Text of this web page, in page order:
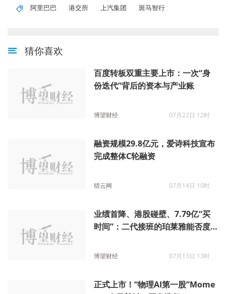
阿里巴巴 港交所 上汽集团 斑马智行
猜你喜欢
百度转板双重主要上市：一次“身
份迭代”背后的资本与产业账
博望财经 07月22日 12时
融资规模29.8亿元，爱诗科技宣布
完成整体C轮融资
猎云网 07月14日 10时
业绩首降、港股碰壁、7.79亿“买
时间”：二代接班的珀莱雅能否度
博望财经 07月13日 13时
正式上市！“物理AI第一股”Mome